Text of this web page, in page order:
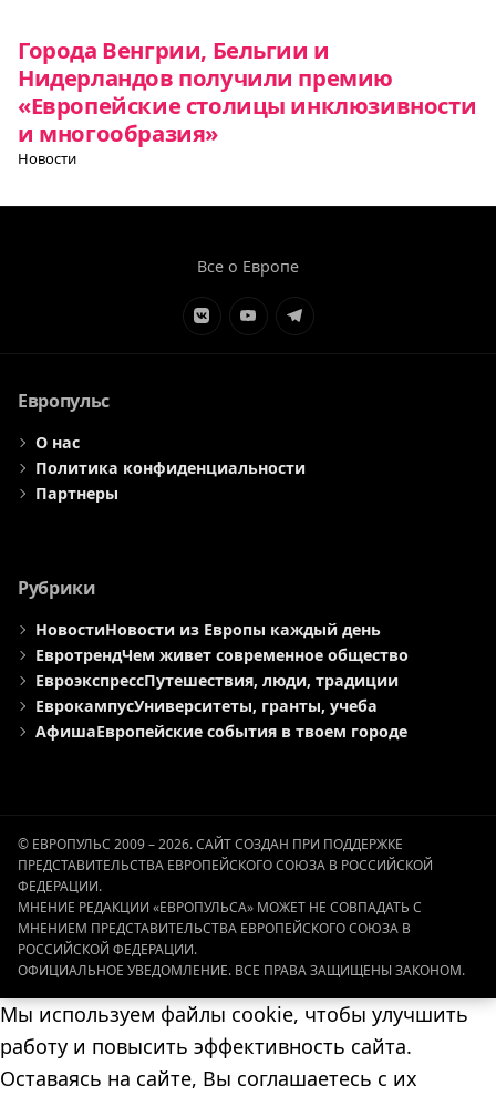
Города Венгрии, Бельгии и
Нидерландов получили премию
«Европейские столицы инклюзивности
и многообразия»
Новости
Все о Европе
ЭлементЭлементЭлемент
Европульс
О нас
Политика конфиденциальности
Партнеры
Рубрики
НовостиНовости из Европы каждый день
ЕвротрендЧем живет современное общество
ЕвроэкспрессПутешествия, люди, традиции
ЕврокампусУниверситеты, гранты, учеба
АфишаЕвропейские события в твоем городе
© ЕВРОПУЛЬС 2009 – 2026. САЙТ СОЗДАН ПРИ ПОДДЕРЖКЕ
ПРЕДСТАВИТЕЛЬСТВА ЕВРОПЕЙСКОГО СОЮЗА В РОССИЙСКОЙ
ФЕДЕРАЦИИ.
МНЕНИЕ РЕДАКЦИИ «ЕВРОПУЛЬСА» МОЖЕТ НЕ СОВПАДАТЬ С
МНЕНИЕМ ПРЕДСТАВИТЕЛЬСТВА ЕВРОПЕЙСКОГО СОЮЗА В
РОССИЙСКОЙ ФЕДЕРАЦИИ.
ОФИЦИАЛЬНОЕ УВЕДОМЛЕНИЕ. ВСЕ ПРАВА ЗАЩИЩЕНЫ ЗАКОНОМ.
Мы используем файлы cookie, чтобы улучшить
работу и повысить эффективность сайта.
Оставаясь на сайте, Вы соглашаетесь с их